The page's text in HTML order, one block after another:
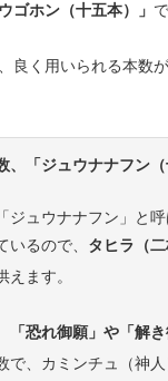
ゴホン（十五本）」
良く用いられる本数が
、「ジュウナナフン
ュウナナフン」と呼
いるので、 タヒラ（
えます。
「恐れ御願」や「解
で、カミンチュ（神